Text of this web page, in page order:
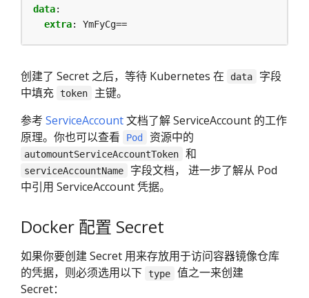
data:
extra: YmFyCg==
创建了 Secret 之后，等待 Kubernetes 在 data
字段
中填充 token
主键。
参考 ServiceAccount文档了解 ServiceAccount 的工作
原理。你也可以查看
Pod 资源中的
automountServiceAccountToken 和
serviceAccountName
字段文档， 进一步了解从 Pod
中引用 ServiceAccount 凭据。
Docker 配置 Secret
如果你要创建 Secret 用来存放用于访问容器镜像仓库
的凭据，则必须选用以下 type
值之一来创建
Secret：